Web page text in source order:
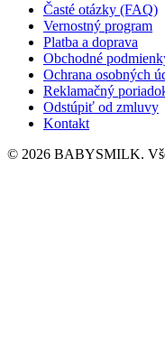
Časté otázky (FAQ)
Vernostný program
Platba a doprava
Obchodné
Ochrana osobných
Reklamačný
Odstúpiť od zmluvy
Kontakt
© 2026 BABYSMILK.